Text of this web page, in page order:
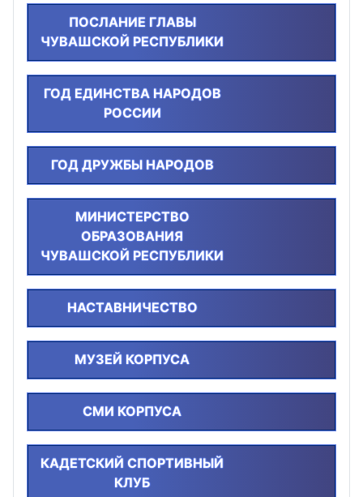
ПОСЛАНИЕ ГЛАВЫ
ЧУВАШСКОЙ РЕСПУБЛИКИ
ГОД ЕДИНСТВА НАРОДОВ
РОССИИ
ГОД ДРУЖБЫ НАРОДОВ
МИНИСТЕРСТВО
ОБРАЗОВАНИЯ
ЧУВАШСКОЙ РЕСПУБЛИКИ
НАСТАВНИЧЕСТВО
МУЗЕЙ КОРПУСА
СМИ КОРПУСА
КАДЕТСКИЙ СПОРТИВНЫЙ
КЛУБ